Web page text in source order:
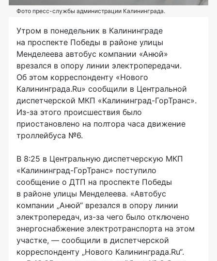
Фото пресс-службы администрации Калининграда.
Утром в понедельник в Калининграде
на проспекте Победы в районе улицы
Менделеева автобус компании «Анюй»
врезался в опору линии электропередачи.
Об этом корреспонденту «Нового
Калининграда.Ru» сообщили в Центральной
диспетчерской МКП «Калининград-ГорТранс».
Из-за этого происшествия было
приостановлено на полтора часа движение
троллейбуса №6.
В 8:25 в Центральную диспетчерскую МКП
«Калининград-ГорТранс» поступило
сообщение о ДТП на проспекте Победы
в районе улицы Менделеева. «Автобус
компании „Анюй“ врезался в опору линии
электропередач, из-за чего было отключено
энергоснабжение электротранспорта на этом
участке, — сообщили в диспетчерской
корреспонденту „Нового Калининграда.Ru“.